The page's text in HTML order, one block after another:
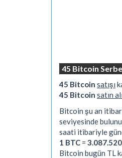
45 Bitcoin
45 Bitcoin satışı
45 Bitcoin satın
Bitcoin şu an
seviyesinde
saati itibariyle
1 BTC =
Bitcoin bugün TL